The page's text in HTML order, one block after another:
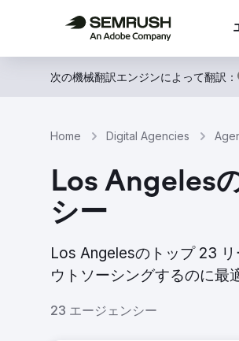
次の機械翻訳エンジンによって翻訳：
Home Digital Agencies
Los Angeles
シー
Los Angelesのトップ 23
ウトソーシングするのに最
23 エージェンシー